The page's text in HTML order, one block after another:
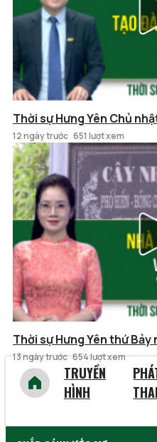
Thời sự Hưng Yên Chủ
12 ngày trước 651 lượt xem
Thời sự Hưng Yên thứ
13 ngày trước 654 lượt xem
TRUYỀN
HÌNH